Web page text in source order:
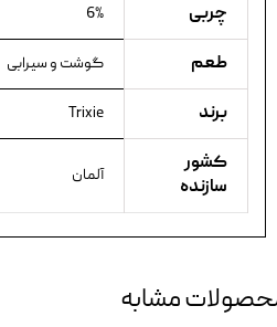
چربی 6%
طعم گوشت و سیرابی
برند Trixie
کشور
سازنده
آلمان
مشابه